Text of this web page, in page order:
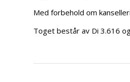
Med forbehold om
Toget består av Di 3.616